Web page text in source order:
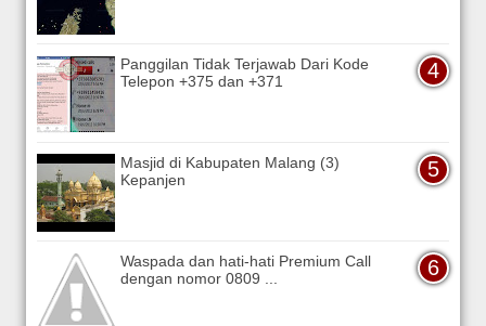
Panggilan Tidak Terjawab Dari Kode
Telepon +375 dan +371
Masjid di Kabupaten Malang (3)
Kepanjen
Waspada dan hati-hati Premium Call
dengan nomor 0809 ...